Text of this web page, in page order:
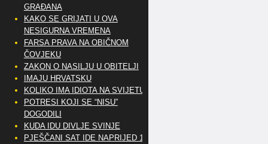
GRAĐANA
KAKO SE GRIJATI U OVA
NESIGURNA VREMENA
FARSA PRAVA NA OBIČNOM
ČOVJEKU
ZAKON O NASILJU U OBITELJI
IMAJU HRVATSKU
KOLIKO IMA IDIOTA NA SVIJETU?
POTRESI KOJI SE “NISU”
DOGODILI
KUDA IDU DIVLJE SVINJE
PJEŠČANI SAT IDE NAPRIJED 10